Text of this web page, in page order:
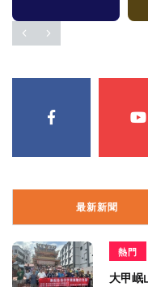
最新新聞
熱門
大甲岷